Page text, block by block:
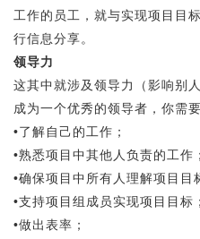
工作的员工，就与实现项目目
行信息分享。
领导力
这其中就涉及领导力（影响别
成为一个优秀的领导者，你需要
•了解自己的工作；
•熟悉项目中其他人负责的工作；
•确保项目中所有人理解项目目
•支持项目组成员实现项目目标；
•做出表率；